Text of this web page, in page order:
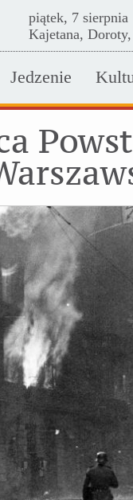
piątek, 7 sierpnia
Kajetana,
Jedzenie